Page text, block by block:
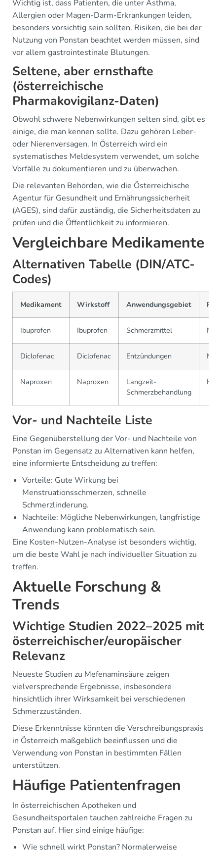
Wichtig ist, dass Patienten, die unter Asthma,
Allergien oder Magen-Darm-Erkrankungen leiden,
besonders vorsichtig sein sollten. Risiken, die bei der
Nutzung von Ponstan beachtet werden müssen, sind
vor allem gastrointestinale Blutungen.
Seltene, aber ernsthafte
(österreichische
Pharmakovigilanz-Daten)
Obwohl schwere Nebenwirkungen selten sind, gibt es
einige, die man kennen sollte. Dazu gehören Leber-
oder Nierenversagen. In Österreich wird ein
systematisches Meldesystem verwendet, um solche
Vorfälle zu dokumentieren und zu überwachen.
Die relevanten Behörden, wie die Österreichische
Agentur für Gesundheit und Ernährungssicherheit
(AGES), sind dafür zuständig, die Sicherheitsdaten zu
prüfen und die Öffentlichkeit zu informieren.
Vergleichbare Medikamente
Alternativen Tabelle (DIN/ATC-
Codes)
Medikament Wirkstoff Anwendungsgebiet
Ibuprofen Ibuprofen Schmerzmittel
Diclofenac Diclofenac Entzündungen
Naproxen Naproxen
Langzeit-
Schmerzbehandlung
Vor- und Nachteile Liste
Eine Gegenüberstellung der Vor- und Nachteile von
Ponstan im Gegensatz zu Alternativen kann helfen,
eine informierte Entscheidung zu treffen:
Vorteile: Gute Wirkung bei
Menstruationsschmerzen, schnelle
Schmerzlinderung.
Nachteile: Mögliche Nebenwirkungen, langfristige
Anwendung kann problematisch sein.
Eine Kosten-Nutzen-Analyse ist besonders wichtig,
um die beste Wahl je nach individueller Situation zu
treffen.
Aktuelle Forschung &
Trends
Wichtige Studien 2022–2025 mit
österreichischer/europäischer
Relevanz
Neueste Studien zu Mefenaminsäure zeigen
vielversprechende Ergebnisse, insbesondere
hinsichtlich ihrer Wirksamkeit bei verschiedenen
Schmerzzuständen.
Diese Erkenntnisse könnten die Verschreibungspraxis
in Österreich maßgeblich beeinflussen und die
Verwendung von Ponstan in bestimmten Fällen
unterstützen.
Häufige Patientenfragen
In österreichischen Apotheken und
Gesundheitsportalen tauchen zahlreiche Fragen zu
Ponstan auf. Hier sind einige häufige:
Wie schnell wirkt Ponstan? Normalerweise